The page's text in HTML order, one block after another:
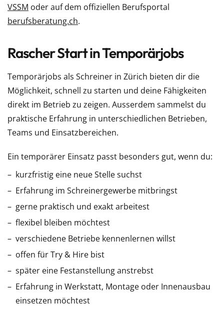
VSSM oder auf dem offiziellen Berufsportal
berufsberatung.ch.
Rascher Start in Temporärjobs
Temporärjobs als Schreiner in Zürich bieten dir die
Möglichkeit, schnell zu starten und deine Fähigkeiten
direkt im Betrieb zu zeigen. Ausserdem sammelst du
praktische Erfahrung in unterschiedlichen Betrieben,
Teams und Einsatzbereichen.
Ein temporärer Einsatz passt besonders gut, wenn du:
kurzfristig eine neue Stelle suchst
Erfahrung im Schreinergewerbe mitbringst
gerne praktisch und exakt arbeitest
flexibel bleiben möchtest
verschiedene Betriebe kennenlernen willst
offen für Try & Hire bist
später eine Festanstellung anstrebst
Erfahrung in Werkstatt, Montage oder Innenausbau
einsetzen möchtest